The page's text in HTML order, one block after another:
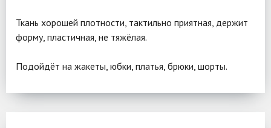
Ткань хорошей плотности, тактильно приятная, держит
форму, пластичная, не тяжёлая.
Подойдёт на жакеты, юбки, платья, брюки, шорты.